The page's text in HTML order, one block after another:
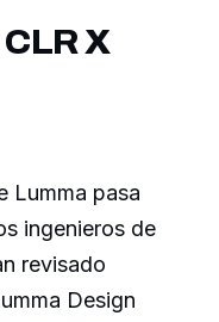
X
Lumma pasa
ingenieros de
revisado
Design